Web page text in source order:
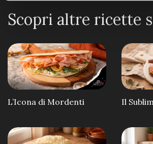
Scopri altre ricette
L’Icona di Mordenti Il